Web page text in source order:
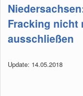
Fracking nicht
ausschließen
Update: 14.05.2018